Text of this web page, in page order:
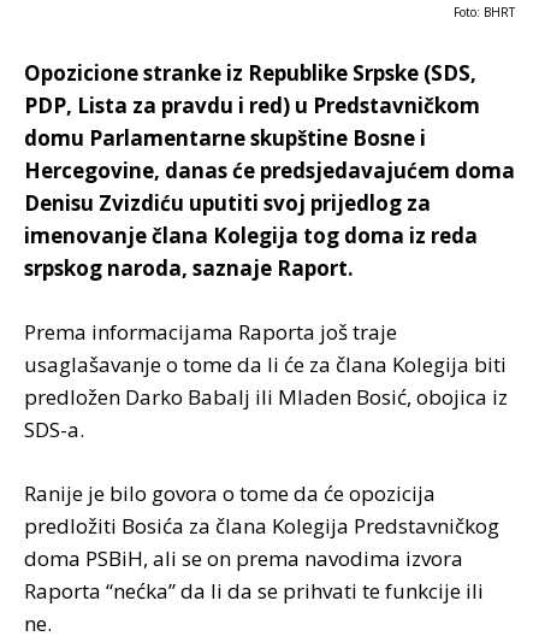
Foto: BHRT
Opozicione stranke iz Republike Srpske (SDS,
PDP, Lista za pravdu i red) u Predstavničkom
domu Parlamentarne skupštine Bosne i
Hercegovine, danas će predsjedavajućem doma
Denisu Zvizdiću uputiti svoj prijedlog za
imenovanje člana Kolegija tog doma iz reda
srpskog naroda, saznaje Raport.
Prema informacijama Raporta još traje
usaglašavanje o tome da li će za člana Kolegija biti
predložen Darko Babalj ili Mladen Bosić, obojica iz
SDS-a.
Ranije je bilo govora o tome da će opozicija
predložiti Bosića za člana Kolegija Predstavničkog
doma PSBiH, ali se on prema navodima izvora
Raporta “nećka” da li da se prihvati te funkcije ili
ne.